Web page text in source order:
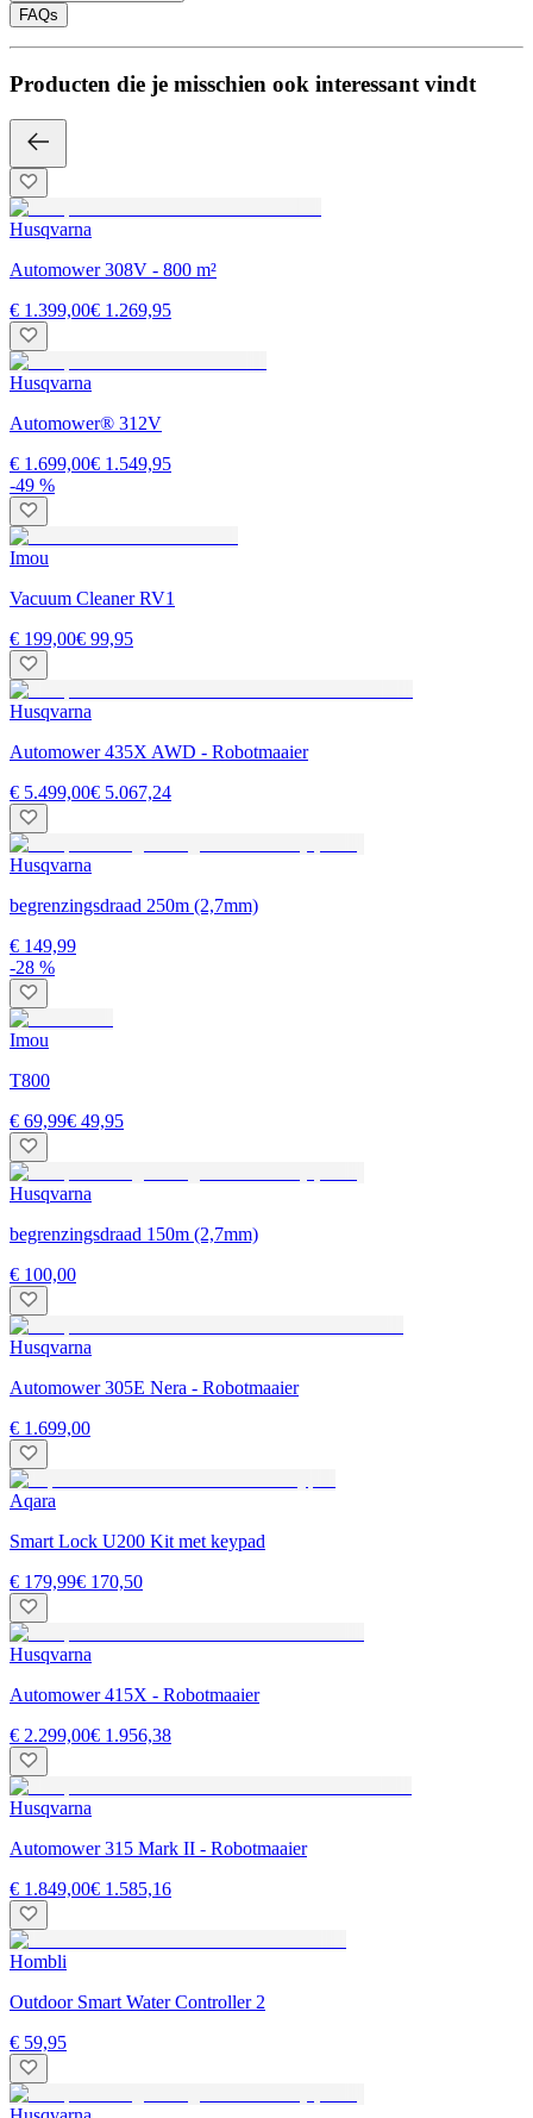
FAQs
Producten die je misschien ook interessant vindt
Husqvarna
Automower 308V - 800 m²
€ 1.399,00€ 1.269,95
Husqvarna
Automower® 312V
€ 1.699,00€ 1.549,95
-49 %
Imou
Vacuum Cleaner RV1
€ 199,00€ 99,95
Husqvarna
Automower 435X AWD - Robotmaaier
€ 5.499,00€ 5.067,24
Husqvarna
begrenzingsdraad 250m (2,7mm)
€ 149,99
-28 %
Imou
T800
€ 69,99€ 49,95
Husqvarna
begrenzingsdraad 150m (2,7mm)
€ 100,00
Husqvarna
Automower 305E Nera - Robotmaaier
€ 1.699,00
Aqara
Smart Lock U200 Kit met keypad
€ 179,99€ 170,50
Husqvarna
Automower 415X - Robotmaaier
€ 2.299,00€ 1.956,38
Husqvarna
Automower 315 Mark II - Robotmaaier
€ 1.849,00€ 1.585,16
Hombli
Outdoor Smart Water Controller 2
€ 59,95